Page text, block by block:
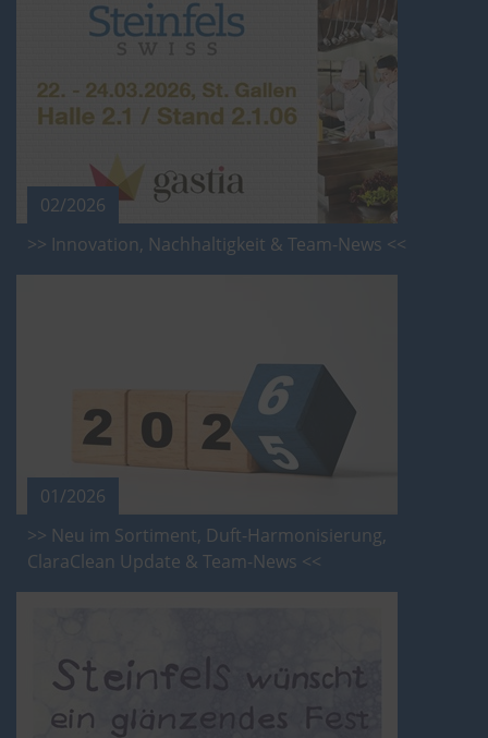
02/2026
>> Innovation, Nachhaltigkeit & Team-News <<
01/2026
>> Neu im Sortiment, Duft-Harmonisierung,
ClaraClean Update & Team-News <<